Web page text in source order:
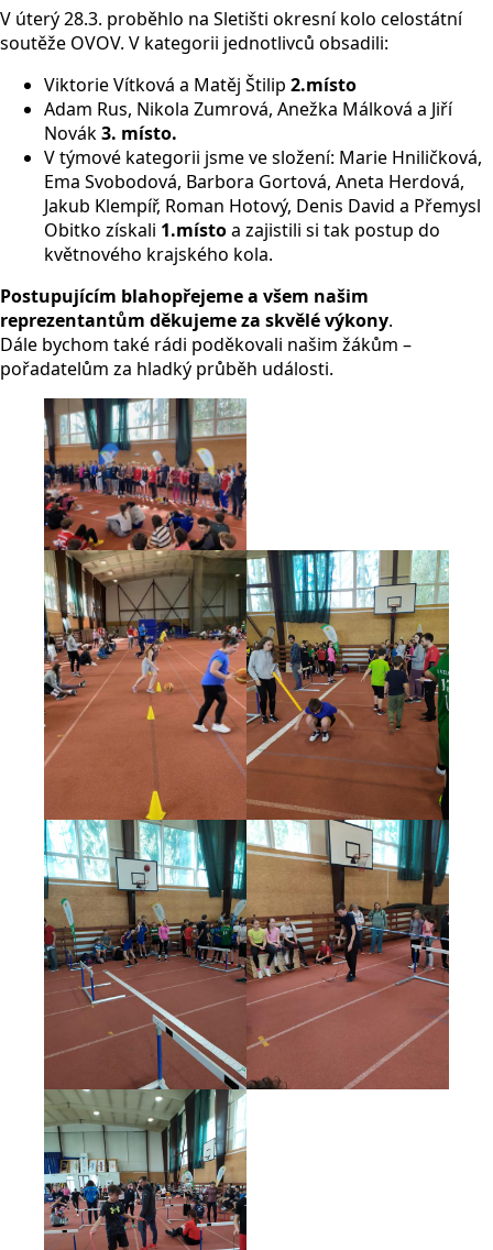
V úterý 28.3. proběhlo na Sletišti okresní kolo celostátní
soutěže OVOV. V kategorii jednotlivců obsadili:
Viktorie Vítková a Matěj Štilip 2.místo
Adam Rus, Nikola Zumrová, Anežka Málková a Jiří
Novák3. místo.
V týmové kategorii jsme ve složení: Marie Hniličková,
Ema Svobodová, Barbora Gortová, Aneta Herdová,
Jakub Klempíř, Roman Hotový, Denis David a Přemysl
Obitko získali 1.místoa zajistili si tak postup do
květnového krajského kola.
Postupujícím blahopřejeme a všem našim
reprezentantům děkujeme za skvělé výkony.
Dále bychom také rádi poděkovali našim žákům –
pořadatelům za hladký průběh události.